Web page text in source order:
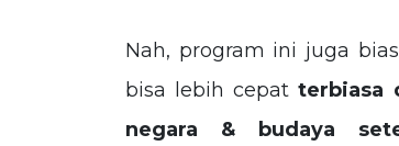
Nah, program ini juga
bisa lebih cepatterbiasa
negara & budaya